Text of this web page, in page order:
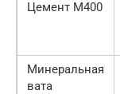
Цемент М400
Минеральная
вата